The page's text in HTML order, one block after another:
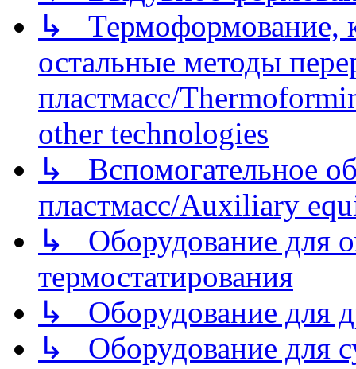
↳ Термоформование,
остальные методы
пластмасс/
other technologies
↳ Вспомогательное
пластмасс/Auxiliary
↳ Оборудование для
термостатирования
↳ Оборудование для
↳ Оборудование для